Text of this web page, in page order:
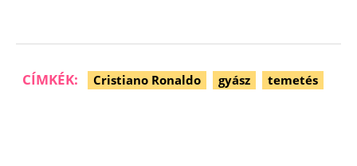
CÍMKÉK: Cristiano Ronaldo gyász temetés